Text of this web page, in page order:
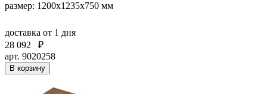
размер: 1200х1235х750 мм
доставка от 1 дня
28 092
₽
арт. 9020258
В корзину